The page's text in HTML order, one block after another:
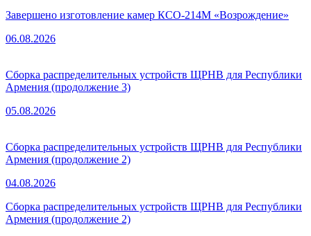
Завершено изготовление камер КСО-214М «Возрождение»
06.08.2026
Сборка распределительных устройств ЩРНВ для Республики
Армения (продолжение 3)
05.08.2026
Сборка распределительных устройств ЩРНВ для Республики
Армения (продолжение 2)
04.08.2026
Сборка распределительных устройств ЩРНВ для Республики
Армения (продолжение 2)